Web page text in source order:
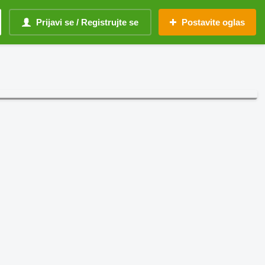
Prijavi se / Registrujte se Postavite oglas